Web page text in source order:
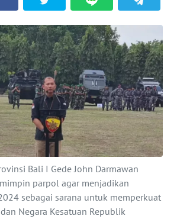
Bali I Gede John Darmawan
parpol agar menjadikan
sebagai sarana untuk memperkuat
Negara Kesatuan Republik